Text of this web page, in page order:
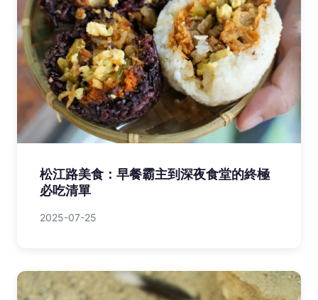
松江路美食：早餐霸主到深夜食堂的終極
必吃清單
2025-07-25